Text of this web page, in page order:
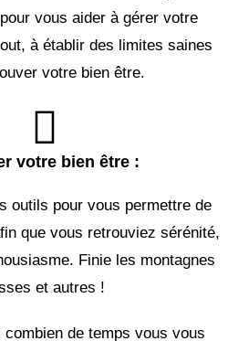
vous aider à gérer votre
à établir des limites saines
votre bien être.
votre bien être :
outils pour vous permettre de
que vous retrouviez sérénité,
Finie les montagnes
et autres !
combien de temps vous vous